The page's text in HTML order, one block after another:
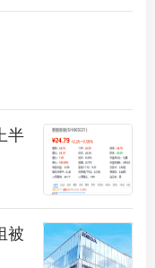
恋家空气净化器
智选”智能家居品
质量管控等维度全
半
被